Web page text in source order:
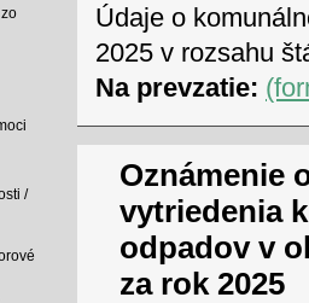
/
Údaje o
2025 v rozsahu
Na prevzatie:
Oznámenie
vytriedenia
odpadov v
za rok 2025